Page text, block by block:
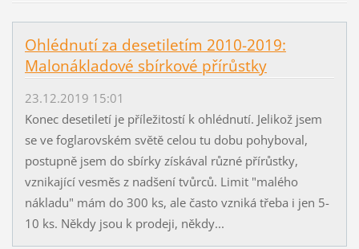
Ohlédnutí za desetiletím 2010-2019:
Malonákladové sbírkové přírůstky
23.12.2019 15:01
Konec desetiletí je příležitostí k ohlédnutí. Jelikož jsem
se ve foglarovském světě celou tu dobu pohyboval,
postupně jsem do sbírky získával různé přírůstky,
vznikající vesměs z nadšení tvůrců. Limit "malého
nákladu" mám do 300 ks, ale často vzniká třeba i jen 5-
10 ks. Někdy jsou k prodeji, někdy...